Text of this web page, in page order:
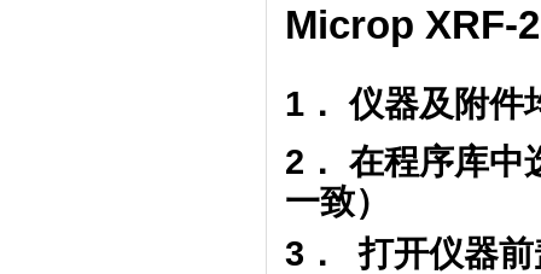
Microp XRF-
1． 仪器及附件
2． 在程序库中
一致）
3． 打开仪器